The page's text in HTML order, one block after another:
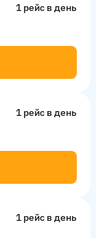
1 рейс в день
1 рейс в день
1 рейс в день